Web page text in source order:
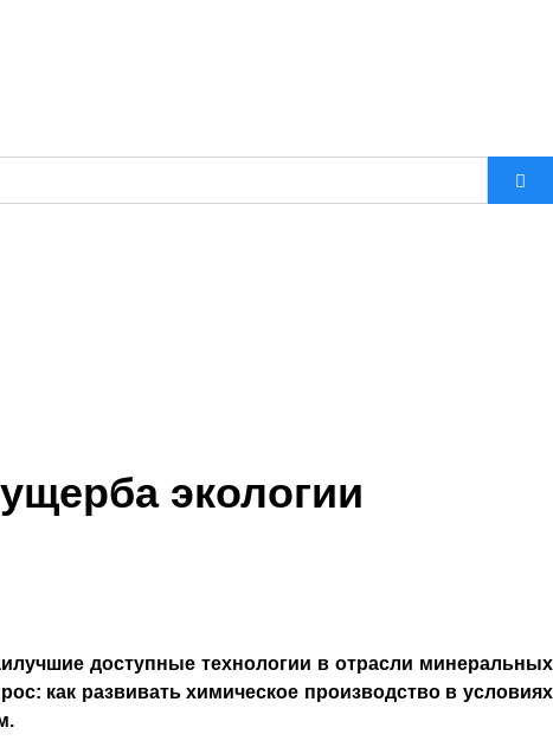
экологии
доступные технологии в отрасли минеральных
как развивать химическое производство в условиях